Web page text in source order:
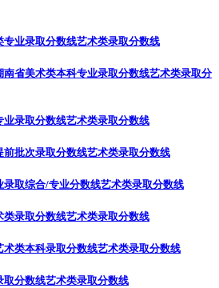
专业录取分数线艺术类录取分数线
省美术类本科专业录取分数线艺术类录取分
业录取分数线艺术类录取分数线
前批次录取分数线艺术类录取分数线
录取综合/专业分数线艺术类录取分数线
类录取分数线艺术类录取分数线
术类本科录取分数线艺术类录取分数线
取分数线艺术类录取分数线